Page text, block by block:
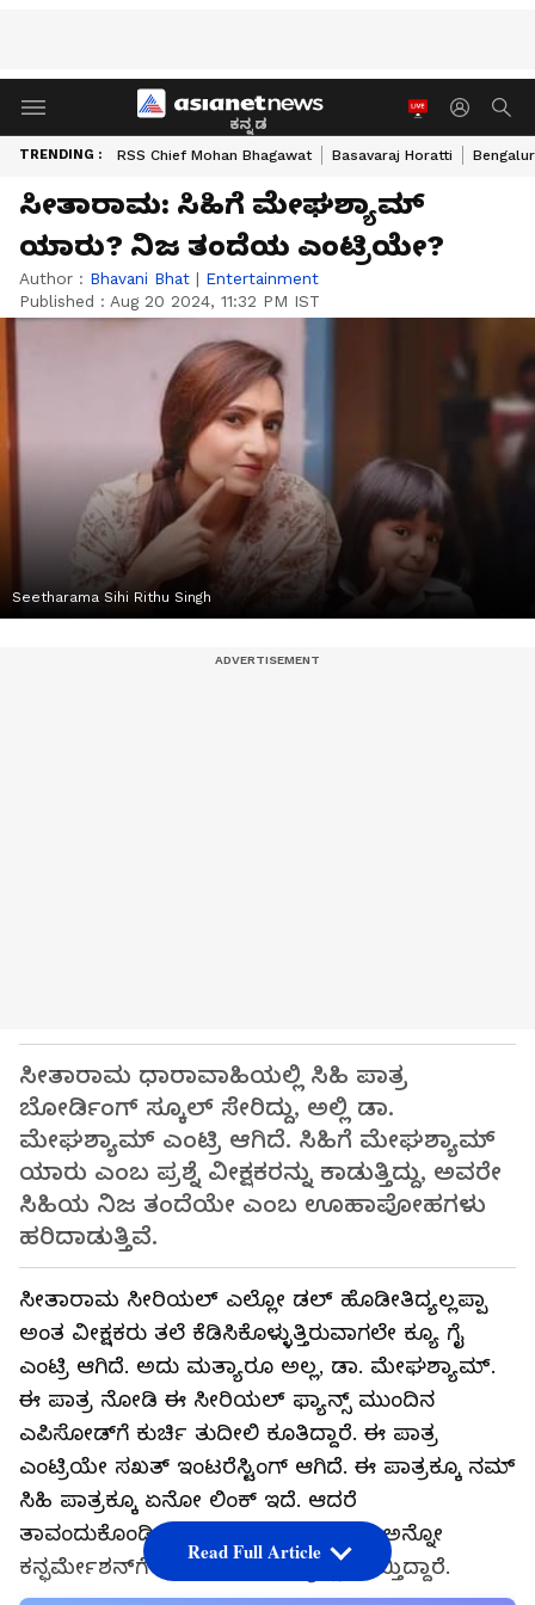
ಕನ್ನಡ
TRENDING : RSS Chief Mohan Bhagawat Basavaraj Horatti
ಸೀತಾರಾಮ: ಸಿಹಿಗೆ ಮೇಘಶ್ಯಾಮ್
ಯಾರು? ನಿಜ ತಂದೆಯ ಎಂಟ್ರಿಯೇ?
Author : Bhavani Bhat | Entertainment
Published : Aug 20 2024, 11:32 PM IST
Seetharama Sihi Rithu Singh
ಸೀತಾರಾಮ ಧಾರಾವಾಹಿಯಲ್ಲಿ ಸಿಹಿ ಪಾತ್ರ
ಬೋರ್ಡಿಂಗ್ ಸ್ಕೂಲ್ ಸೇರಿದ್ದು, ಅಲ್ಲಿ ಡಾ.
ಮೇಘಶ್ಯಾಮ್ ಎಂಟ್ರಿ ಆಗಿದೆ. ಸಿಹಿಗೆ ಮೇಘಶ್ಯಾಮ್
ಯಾರು ಎಂಬ ಪ್ರಶ್ನೆ ವೀಕ್ಷಕರನ್ನು ಕಾಡುತ್ತಿದ್ದು, ಅವರೇ
ಸಿಹಿಯ ನಿಜ ತಂದೆಯೇ ಎಂಬ ಊಹಾಪೋಹಗಳು
ಹರಿದಾಡುತ್ತಿವೆ.
ಸೀತಾರಾಮ ಸೀರಿಯಲ್ ಎಲ್ಲೋ ಡಲ್ ಹೊಡೀತಿದ್ಯಲ್ಲಪ್ಪಾ
ಅಂತ ವೀಕ್ಷಕರು ತಲೆ ಕೆಡಿಸಿಕೊಳ್ಳುತ್ತಿರುವಾಗಲೇ ಕ್ಯೂ ಗೈ
ಎಂಟ್ರಿ ಆಗಿದೆ. ಅದು ಮತ್ಯಾರೂ ಅಲ್ಲ, ಡಾ. ಮೇಘಶ್ಯಾಮ್.
ಈ ಪಾತ್ರ ನೋಡಿ ಈ ಸೀರಿಯಲ್ ಫ್ಯಾನ್ಸ್‌ ಮುಂದಿನ
ಎಪಿಸೋಡ್‌ಗೆ ಕುರ್ಚಿ ತುದೀಲಿ ಕೂತಿದ್ದಾರೆ. ಈ ಪಾತ್ರ
ಎಂಟ್ರಿಯೇ ಸಖತ್ ಇಂಟರೆಸ್ಟಿಂಗ್ ಆಗಿದೆ. ಈ ಪಾತ್ರಕ್ಕೂ ನಮ್
ಸಿಹಿ ಪಾತ್ರಕ್ಕೂ ಏನೋ ಲಿಂಕ್ ಇದೆ. ಆದರೆ
ತಾವಂದುಕೊಂಡಿರೋದು ನಿಜಾನೇ ಹೌದಲ್ವಾ ಅನ್ನೋ
ಕನ್ಫರ್ಮೇಶನ್‌ಗೆ ಈ ಸೀರಿಯಲ್ ಫ್ಯಾನ್ಸ್ ಕಾಯ್ತಿದ್ದಾರೆ.
Read Full Article